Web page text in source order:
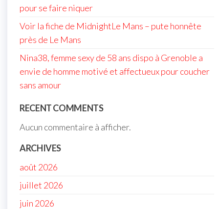
pour se faire niquer
Voir la fiche de MidnightLe Mans – pute honnête
près de Le Mans
Nina38, femme sexy de 58 ans dispo à Grenoble a
envie de homme motivé et affectueux pour coucher
sans amour
RECENT COMMENTS
Aucun commentaire à afficher.
ARCHIVES
août 2026
juillet 2026
juin 2026